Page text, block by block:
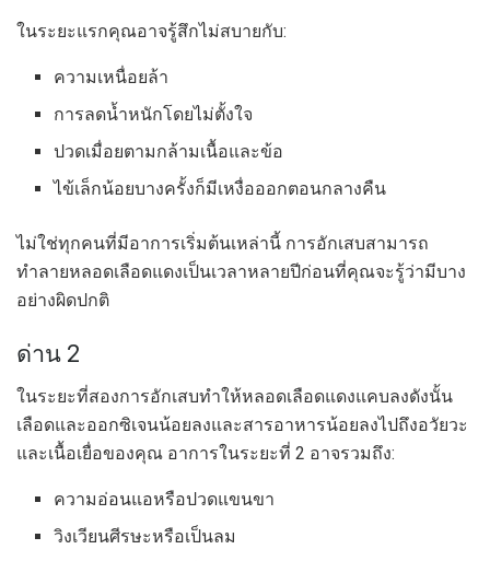
ในระยะแรกคุณอาจรู้สึกไม่สบายกับ:
ความเหนื่อยล้า
การลดน้ำหนักโดยไม่ตั้งใจ
ปวดเมื่อยตามกล้ามเนื้อและข้อ
ไข้เล็กน้อยบางครั้งก็มีเหงื่อออกตอนกลางคืน
ไม่ใช่ทุกคนที่มีอาการเริ่มต้นเหล่านี้ การอักเสบสามารถ
ทำลายหลอดเลือดแดงเป็นเวลาหลายปีก่อนที่คุณจะรู้ว่ามีบาง
อย่างผิดปกติ
ด่าน 2
ในระยะที่สองการอักเสบทำให้หลอดเลือดแดงแคบลงดังนั้น
เลือดและออกซิเจนน้อยลงและสารอาหารน้อยลงไปถึงอวัยวะ
และเนื้อเยื่อของคุณ อาการในระยะที่ 2 อาจรวมถึง:
ความอ่อนแอหรือปวดแขนขา
วิงเวียนศีรษะหรือเป็นลม